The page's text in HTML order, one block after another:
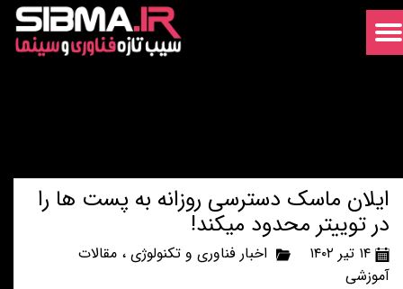
ایلان ماسک دسترسی روزانه به پست ها را
در توییتر محدود میکند!
۱۴ تیر ۱۴۰۲ اخبار فناوری و تکنولوژی ، مقالات
آموزشی